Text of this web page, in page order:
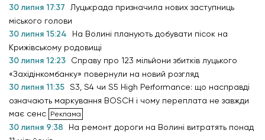
30 липня 17:37
Луцькрада призначила нових заступниць
міського голови
30 липня 15:24
На Волині планують добувати пісок на
Крижівському родовищі
30 липня 12:23
Справу про 123 мільйони збитків луцького
«Західінкомбанку» повернули на новий розгляд
30 липня 11:35 S3, S4 чи S5 High Performance: що насправді
означають маркування BOSCH і чому переплата не завжди
має сенс
30 липня 9:38
На ремонт дороги на Волині витратять понад